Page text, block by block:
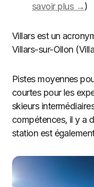
savoir plus →)
Villars est un
Villars-sur-Ollon
Pistes moyennes
courtes pour les
skieurs
compétences, il y a
station est